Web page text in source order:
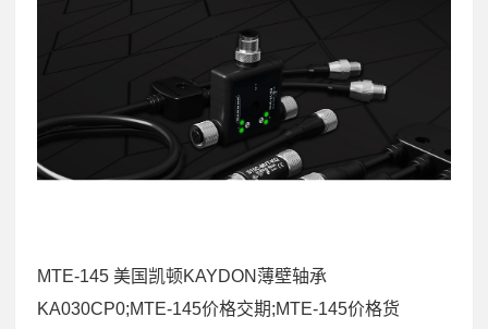
MTE-145 美国凯顿KAYDON薄壁轴承
KA030CP0;MTE-145价格交期;MTE-145价格货